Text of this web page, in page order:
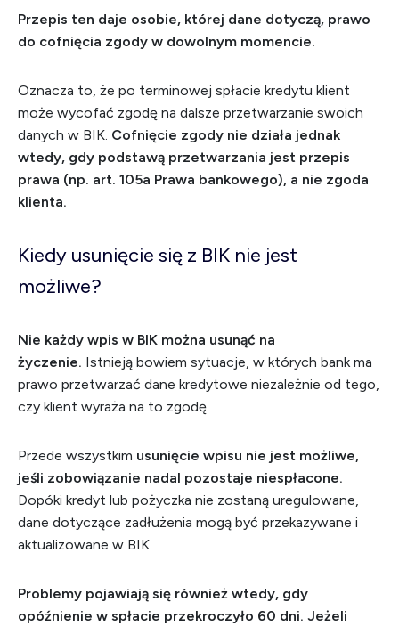
Przepis ten daje osobie, której dane dotyczą, prawo
do cofnięcia zgody w dowolnym momencie.
Oznacza to, że po terminowej spłacie kredytu klient
może wycofać zgodę na dalsze przetwarzanie swoich
danych w BIK. Cofnięcie zgody nie działa jednak
wtedy, gdy podstawą przetwarzania jest przepis
prawa (np. art. 105a Prawa bankowego), a nie zgoda
klienta.
Kiedy usunięcie się z BIK nie jest
możliwe?
Nie każdy wpis w BIK można usunąć na
życzenie. Istnieją bowiem sytuacje, w których bank ma
prawo przetwarzać dane kredytowe niezależnie od tego,
czy klient wyraża na to zgodę.
Przede wszystkim usunięcie wpisu nie jest możliwe,
jeśli zobowiązanie nadal pozostaje niespłacone.
Dopóki kredyt lub pożyczka nie zostaną uregulowane,
dane dotyczące zadłużenia mogą być przekazywane i
aktualizowane w BIK.
Problemy pojawiają się również wtedy, gdy
opóźnienie w spłacie przekroczyło 60 dni. Jeżeli